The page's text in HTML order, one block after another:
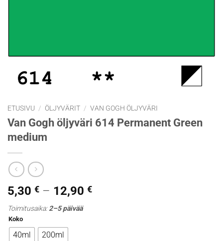
ETUSIVU / ÖLJYVÄRIT / VAN GOGH ÖLJYVÄRI
Van Gogh öljyväri 614 Permanent Green
medium
5,30 € – 12,90 €Hintaluokka:
Toimitusaika:2–5 päivää
Koko
40ml 200ml